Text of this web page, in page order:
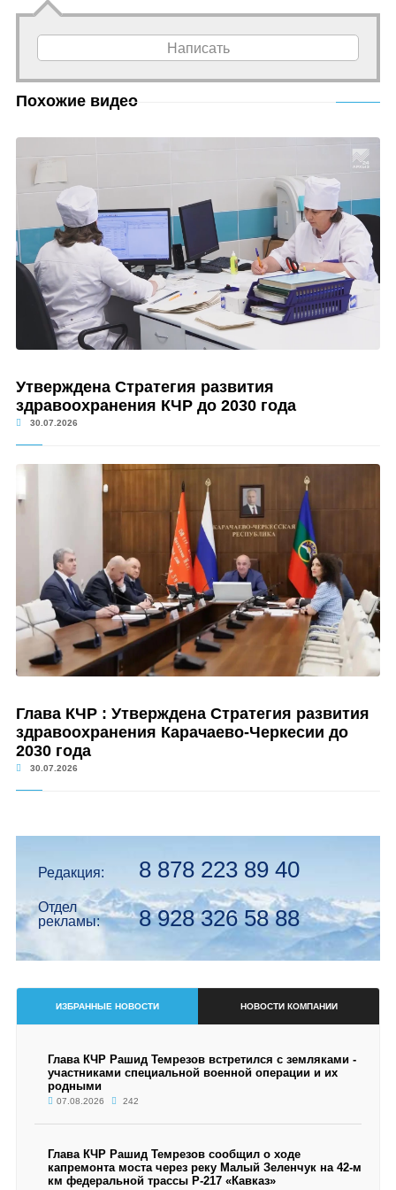
Написать
Похожие видео
Утверждена Стратегия развития
здравоохранения КЧР до 2030 года
30.07.2026
Глава КЧР : Утверждена Стратегия развития
здравоохранения Карачаево-Черкесии до
2030 года
30.07.2026
Редакция: 8 878 223 89 40
Отдел
рекламы:
8 928 326 58 88
ИЗБРАННЫЕ НОВОСТИ НОВОСТИ КОМПАНИИ
Глава КЧР Рашид Темрезов встретился с земляками -
участниками специальной военной операции и их
родными
07.08.2026 242
Глава КЧР Рашид Темрезов сообщил о ходе
капремонта моста через реку Малый Зеленчук на 42-м
км федеральной трассы Р-217 «Кавказ»